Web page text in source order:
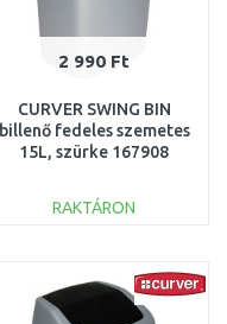
2 990 Ft
CURVER SWING BIN
billenő fedeles szemetes
15L, szürke 167908
RAKTÁRON
Összehasonlítás